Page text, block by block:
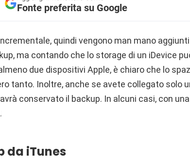
Fonte preferita su Google
quindi vengono man mano
ma contando che lo storage di un iDevice
due dispositivi Apple, è chiaro che lo
tanto. Inoltre, anche se avete collegato solo
conservato il backup. In alcuni casi, con
da iTunes